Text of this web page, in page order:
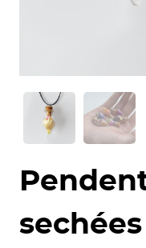
sechées